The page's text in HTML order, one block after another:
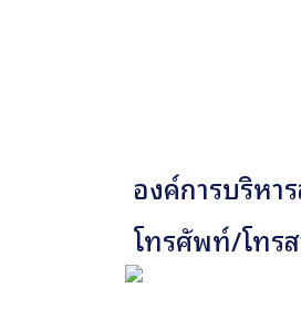
องค์การบริหา
โทรศัพท์/โทร